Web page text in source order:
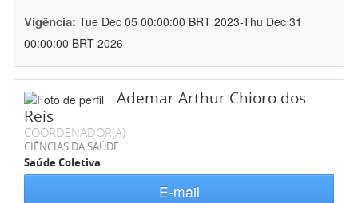
Vigência: Tue Dec 05 00:00:00 BRT 2023-Thu Dec 31
00:00:00 BRT 2026
Ademar Arthur Chioro dos
Reis
COORDENADOR(A)
CIÊNCIAS DA SAÚDE
Saúde Coletiva
E-mail